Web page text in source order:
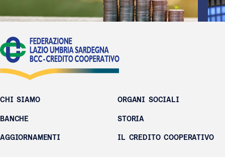
CHI SIAMO
BANCHE
AGGIORNAMENTI
ORGANI SOCIALI
STORIA
IL CREDITO COOPERATIVO